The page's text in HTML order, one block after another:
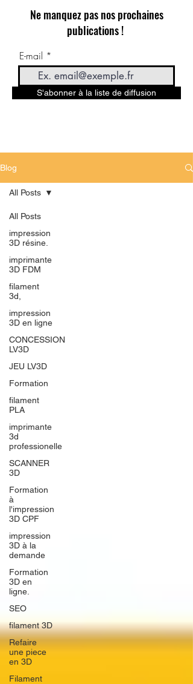
Ne manquez pas nos prochaines
publications !
E-mail
S'abonner à la liste de diffusion
Blog
All Posts
impression
3D résine.
imprimante
3D FDM
filament
3d,
impression
3D en ligne
CONCESSION
LV3D
JEU LV3D
Formation
filament
PLA
imprimante
3d
professionelle
SCANNER
3D
Formation
à
l'impression
3D CPF
impression
3D à la
demande
Formation
3D en
ligne.
SEO
filament 3D
Refaire
une piece
en 3D
Filament
All Posts